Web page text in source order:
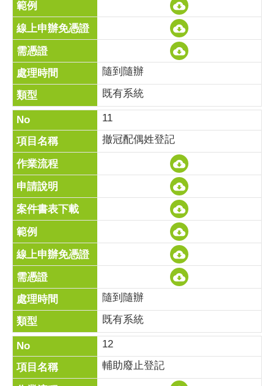
隨到隨辦
既有系統
11
撤冠配偶姓登記
隨到隨辦
既有系統
12
輔助廢止登記